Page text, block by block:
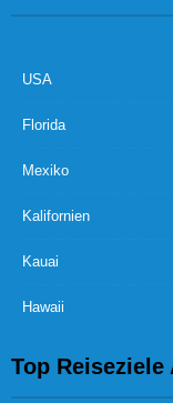
USA
Florida
Mexiko
Kalifornien
Kauai
Hawaii
Top